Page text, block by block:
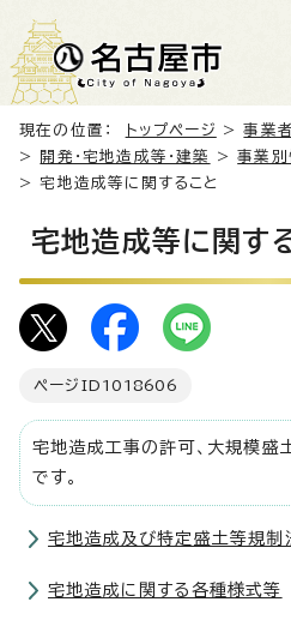
現在の位置： トップページ >事業
>
開発・宅地造成等・建築 >事業別
> 宅地造成等に関すること
宅地造成等に関す
ページID 1018606
宅地造成工事の許可、大規模盛
です。
宅地造成及び特定盛土等規制
宅地造成に関する各種様式等